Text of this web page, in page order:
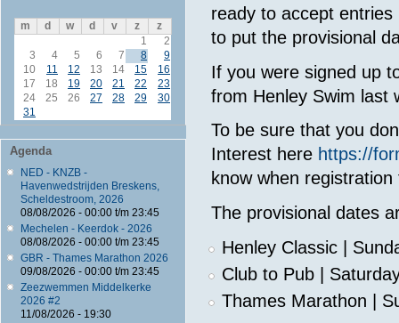
m d w d v z
z
1
2
3
4 5 6 7 8
9
10
11 12 13 14 15
16
17
18 19 20 21 22
23
24
25 26 27 28 29
30
31
Agenda
NED - KNZB -
Havenwedstrijden Breskens,
Scheldestroom, 2026
08/08/2026 - 00:00t/m 23:45
Mechelen - Keerdok - 2026
08/08/2026 - 00:00t/m 23:45
GBR - Thames Marathon 2026
09/08/2026 - 00:00t/m 23:45
Zeezwemmen Middelkerke
2026 #2
11/08/2026 - 19:30
ready to accept
to put the provisional
If you were signed up
from Henley Swim last
To be sure that you
Interest here https://
know when
The provisional dates
Henley Classic |
Club to Pub |
Thames Marathon |